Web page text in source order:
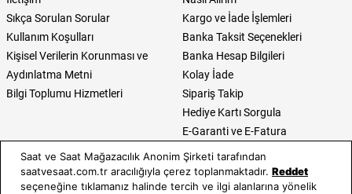
Sıkça Sorulan Sorular
Kullanım Koşulları
Kişisel Verilerin Korunması ve
Aydınlatma Metni
Bilgi Toplumu Hizmetleri
Kargo ve İade İşlemleri
Banka Taksit Seçenekleri
Banka Hesap Bilgileri
Kolay İade
Sipariş Takip
Hediye Kartı Sorgula
E-Garanti ve E-Fatura
Kullanım Kılavuzları
Saat ve Saat Kategoriler
Saat ve Saat Mağazacılık Anonim Şirketi tarafından
saatvesaat.com.tr aracılığıyla çerez toplanmaktadır. Reddet
seçeneğine tıklamanız halinde tercih ve ilgi alanlarına yönelik